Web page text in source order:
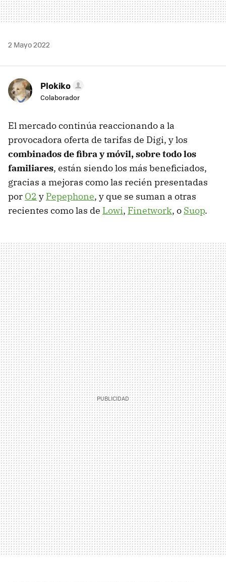
2 Mayo 2022
Plokiko
Colaborador
El mercado continúa reaccionando a la
provocadora oferta de tarifas de Digi, y los
combinados de fibra y móvil, sobre todo los
familiares, están siendo los más beneficiados,
gracias a mejoras como las recién presentadas
por O2 y Pepephone, y que se suman a otras
recientes como las de Lowi, Finetwork, o Suop.